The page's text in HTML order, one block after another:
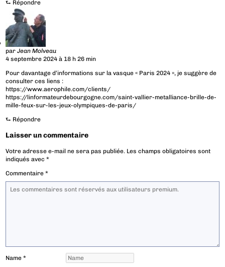
⮑ Répondre
parJean Molveau
4 septembre 2024 à 18 h 26 min
Pour davantage d’informations sur la vasque « Paris 2024 », je suggère de
consulter ces liens :
https://www.aerophile.com/clients/
https://linformateurdebourgogne.com/saint-vallier-metalliance-brille-de-
mille-feux-sur-les-jeux-olympiques-de-paris/
⮑ Répondre
Laisser un commentaire
Votre adresse e-mail ne sera pas publiée. Les champs obligatoires sont
indiqués avec*
Commentaire*
Name*